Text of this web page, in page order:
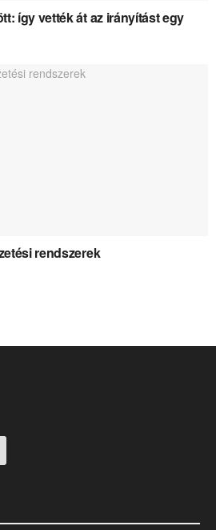
így vették át az irányítást egy
rendszerek